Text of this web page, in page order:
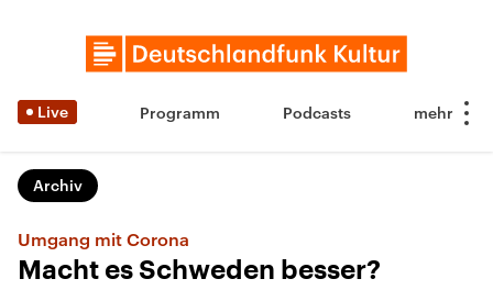
Live Programm Podcasts
Archiv
Umgang mit Corona
Macht es Schweden besser?